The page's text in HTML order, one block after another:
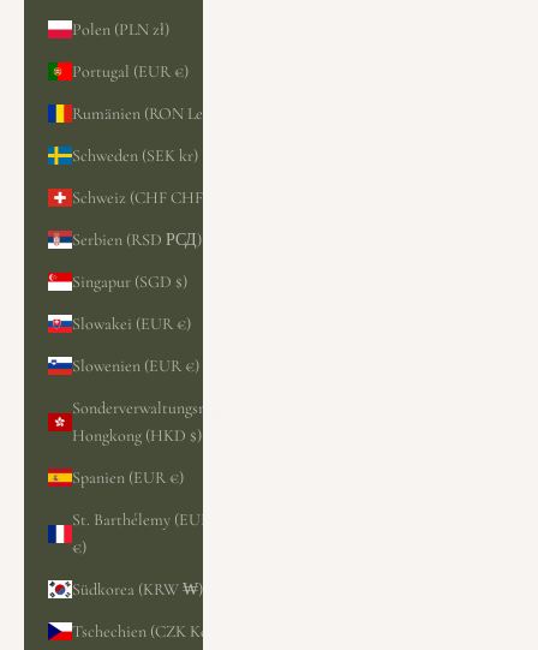
Polen (PLN zł)
Portugal (EUR €)
Rumänien (RON Lei)
Schweden (SEK kr)
Schweiz (CHF CHF)
Serbien (RSD РСД)
Singapur (SGD $)
Slowakei (EUR €)
Slowenien (EUR €)
Sonderverwaltungsregion
Hongkong (HKD $)
Spanien (EUR €)
St. Barthélemy (EUR
€)
Südkorea (KRW ₩)
Tschechien (CZK Kč)